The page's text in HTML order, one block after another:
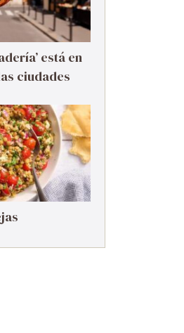
está en
ciudades